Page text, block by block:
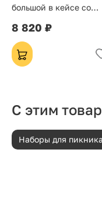
большой в кейсе со
8 820 ₽
С этим
Наборы для пикника